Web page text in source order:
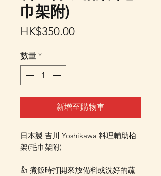
巾架附)
HK$350.00價
數量 *
新增至購物車
日本製 吉川 Yoshikawa 料理輔助枱
架(毛巾架附)
👍 煮飯時打開來放備料或洗好的蔬